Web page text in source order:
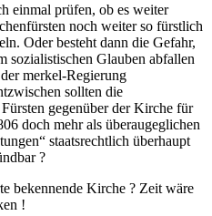
einmal prüfen, ob es weiter
noch weiter so fürstlich
Oder besteht dann die Gefahr,
sozialistischen Glauben abfallen
merkel-Regierung
sollten die
gegenüber der Kirche für
doch mehr als überaugeglichen
staatsrechtlich überhaupt
?
bekennende Kirche ? Zeit wäre
!